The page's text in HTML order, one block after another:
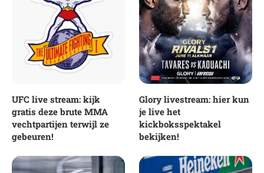
UFC live stream: kijk
gratis deze brute MMA
vechtpartijen terwijl ze
gebeuren!
Glory livestream: hier kun
je live het
kickboksspektakel
bekijken!